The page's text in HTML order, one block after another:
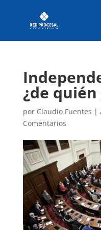
¿de
por Claudio Fuentes |
Comentarios